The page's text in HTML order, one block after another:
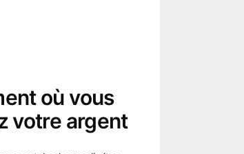
où vous
votre argent